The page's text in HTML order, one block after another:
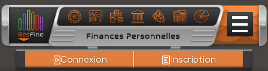
Connexion Inscription